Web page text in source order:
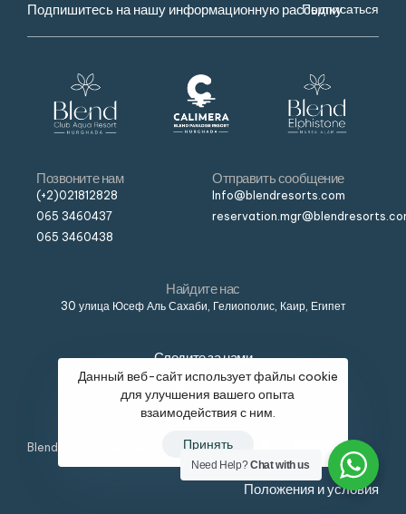
Подписаться
Позвоните нам
(+2)021812828
065 3460437
065 3460438
Отправить сообщение
Info@blendresorts.com
Найдите нас
30 улица Юсеф Аль Сахаби, Гелиополис, Каир, Египет
Следите за нами
Blend © Все права защищены, разработано
Положения и условия
Need Help?Chat with us
Данный веб-сайт использует файлы cookie
для улучшения вашего опыта
взаимодействия с ним.
Принять